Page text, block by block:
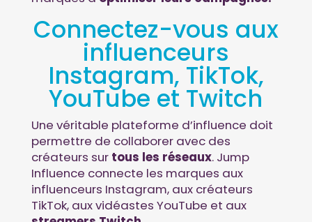
Connectez-vous aux
influenceurs
Instagram, TikTok,
YouTube et Twitch
Une véritable plateforme d’influence doit
permettre de collaborer avec des
créateurs sur tous les réseaux. Jump
Influence connecte les marques aux
influenceurs Instagram, aux créateurs
TikTok, aux vidéastes YouTube et aux